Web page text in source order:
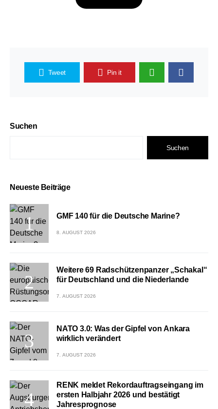
Tweet Pin it
Suchen
Suchen
Neueste Beiträge
GMF 140 für die Deutsche Marine?
8. AUGUST 2026
Weitere 69 Radschützenpanzer „Schakal“
für Deutschland und die Niederlande
7. AUGUST 2026
NATO 3.0: Was der Gipfel von Ankara
wirklich verändert
7. AUGUST 2026
RENK meldet Rekordauftragseingang im
ersten Halbjahr 2026 und bestätigt
Jahresprognose